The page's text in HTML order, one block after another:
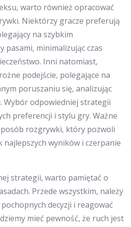
warto również opracować
Niektórzy gracze preferują
na szybkim
pasami, minimalizując czas
Inni natomiast,
podejście, polegające na
poruszaniu się, analizując
Wybór odpowiedniej strategii
preferencji i stylu gry. Ważne
rozgrywki, który pozwoli
najlepszych wyników i czerpanie
strategii, warto pamiętać o
Przede wszystkim, należy
decyzji i reagować
mieć pewność, że ruch jest